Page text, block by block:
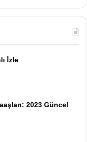
İzle
2023 Güncel